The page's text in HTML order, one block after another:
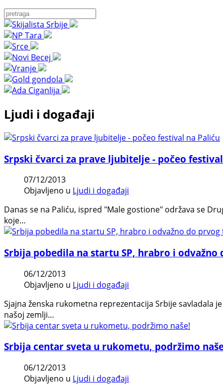
Ljudi i događaji
Srpski čvarci za prave ljubitelje - počeo
07/12/2013
Objavljeno u Ljudi i događaji
Danas se na Paliću, ispred "Male gostione" održava se
koje…
Srbija pobedila na startu SP, hrabro i
06/12/2013
Objavljeno u Ljudi i događaji
Sjajna ženska rukometna reprezentacija Srbije savladala
našoj zemlji…
Srbija centar sveta u rukometu, podržimo
06/12/2013
Objavljeno u Ljudi i događaji